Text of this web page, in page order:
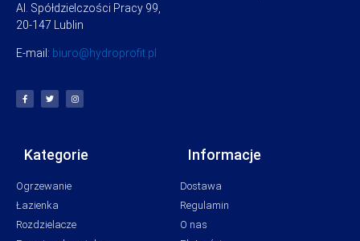
Al. Spółdzielczości Pracy 99,
20-147 Lublin
E-mail: biuro@hydroprofit.pl
Kategorie
Ogrzewanie
Łazienka
Rozdzielacze
Informacje
Dostawa
Regulamin
O nas